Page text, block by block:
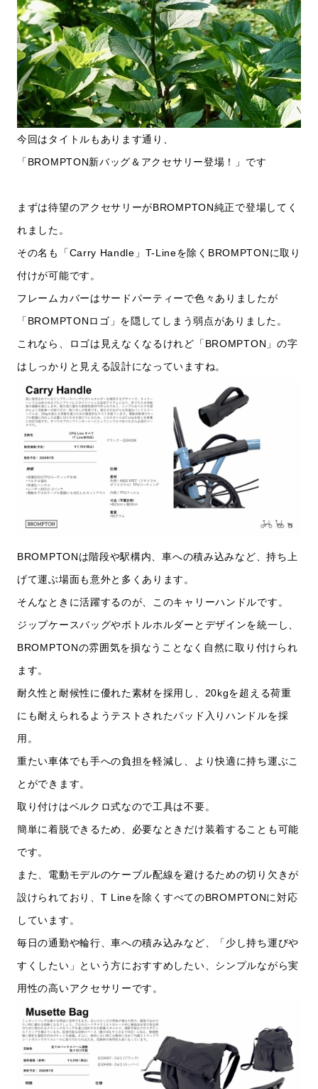
今回はタイトルもあります通り、
「BROMPTON新バッグ＆アクセサリー登場！」です
まずは待望のアクセサリーがBROMPTON純正で登場してく
れました。
その名も「Carry Handle」T-Lineを除くBROMPTONに取り
付けが可能です。
フレームカバーはサードパーティーで色々ありましたが
「BROMPTONロゴ」を隠してしまう弱点がありました。
これなら、ロゴは見えなくなるけれど「BROMPTON」の字
はしっかりと見える設計になっていますね。
BROMPTONは階段や駅構内、車への積み込みなど、持ち上
げて運ぶ場面も意外と多くあります。
そんなときに活躍するのが、このキャリーハンドルです。
ジップケースバッグやボトルホルダーとデザインを統一し、
BROMPTONの雰囲気を損なうことなく自然に取り付けられ
ます。
耐久性と耐候性に優れた素材を採用し、20kgを超える荷重
にも耐えられるようテストされたパッド入りハンドルを採
用。
重たい車体でも手への負担を軽減し、より快適に持ち運ぶこ
とができます。
取り付けはベルクロ式なので工具は不要。
簡単に着脱できるため、必要なときだけ装着することも可能
です。
また、電動モデルのケーブル配線を避けるための切り欠きが
設けられており、T Lineを除くすべてのBROMPTONに対応
しています。
毎日の通勤や輪行、車への積み込みなど、「少し持ち運びや
すくしたい」という方におすすめしたい、シンプルながら実
用性の高いアクセサリーです。